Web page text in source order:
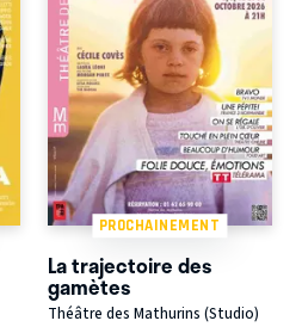
PROCHAINEMENT
La trajectoire des
gamètes
Théâtre des Mathurins (Studio)